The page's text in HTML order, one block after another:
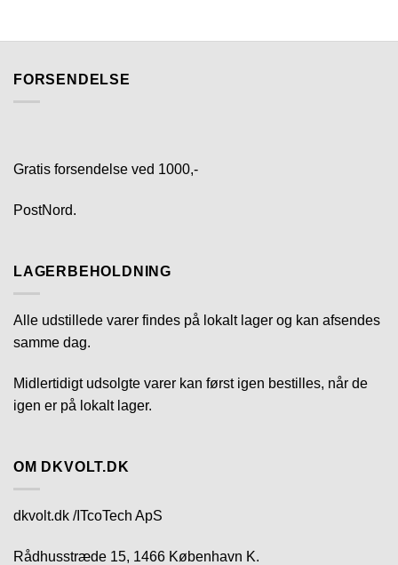
FORSENDELSE
Gratis forsendelse ved 1000,-
PostNord.
LAGERBEHOLDNING
Alle udstillede varer findes på lokalt lager og kan afsendes
samme dag.
Midlertidigt udsolgte varer kan først igen bestilles, når de
igen er på lokalt lager.
OM DKVOLT.DK
dkvolt.dk /ITcoTech ApS
Rådhusstræde 15, 1466 København K.